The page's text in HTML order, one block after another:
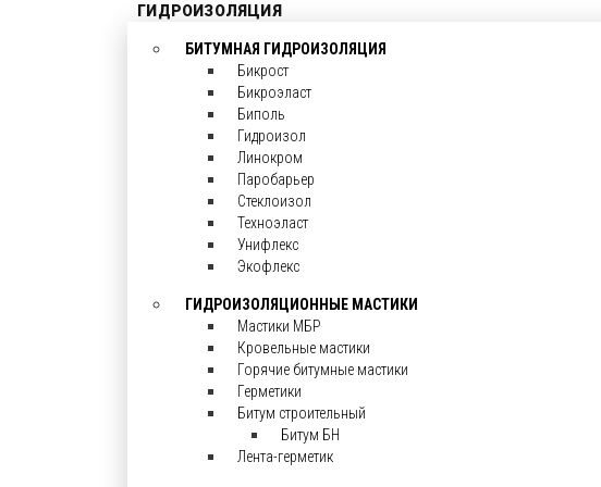
ГИДРОИЗОЛЯЦИЯ
БИТУМНАЯ ГИДРОИЗОЛЯЦИЯ
Бикрост
Бикроэласт
Биполь
Гидроизол
Линокром
Паробарьер
Стеклоизол
Техноэласт
Унифлекс
Экофлекс
ГИДРОИЗОЛЯЦИОННЫЕ МАСТИКИ
Мастики МБР
Кровельные мастики
Горячие битумные мастики
Герметики
Битум строительный
Битум БН
Лента-герметик